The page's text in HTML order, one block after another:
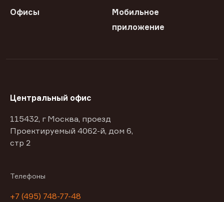
Офисы
Мобильное
приложение
Центральный офис
115432, г Москва, проезд
Проектируемый 4062-й, дом 6,
стр 2
Телефоны
+7 (495) 748-77-48